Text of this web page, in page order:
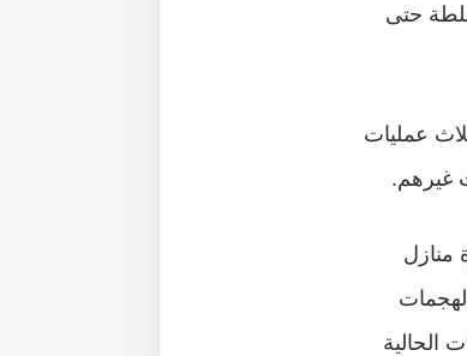
حتى
عمليات
منازل
من جانب، ومشاركة بعض أبناء عرب 48 في الهجمات
الحالية